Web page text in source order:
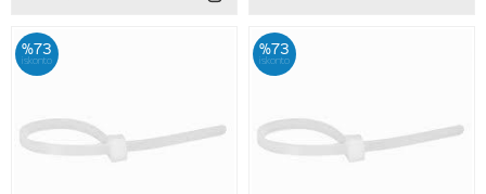
%73
iskonto
%73
iskonto